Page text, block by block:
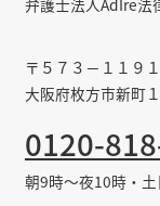
弁護士法人AdIre法
〒５７３－１１９１
大阪府枚方市新町
0120-
朝9時～夜10時・